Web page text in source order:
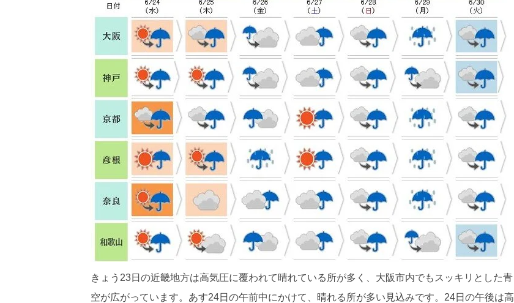
きょう23日の近畿地方は高気圧に覆われて晴れている所が多く、大阪市内でもスッキリとした青
空が広がっています。あす24日の午前中にかけて、晴れる所が多い見込みです。24日の午後は高